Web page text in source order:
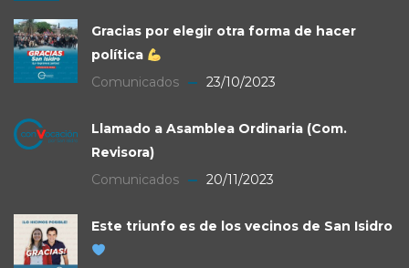
Gracias por elegir otra forma de hacer
política
Comunicados
23/10/2023
Llamado a Asamblea Ordinaria (Com.
Revisora)
Comunicados
20/11/2023
Este triunfo es de los vecinos de San Isidro